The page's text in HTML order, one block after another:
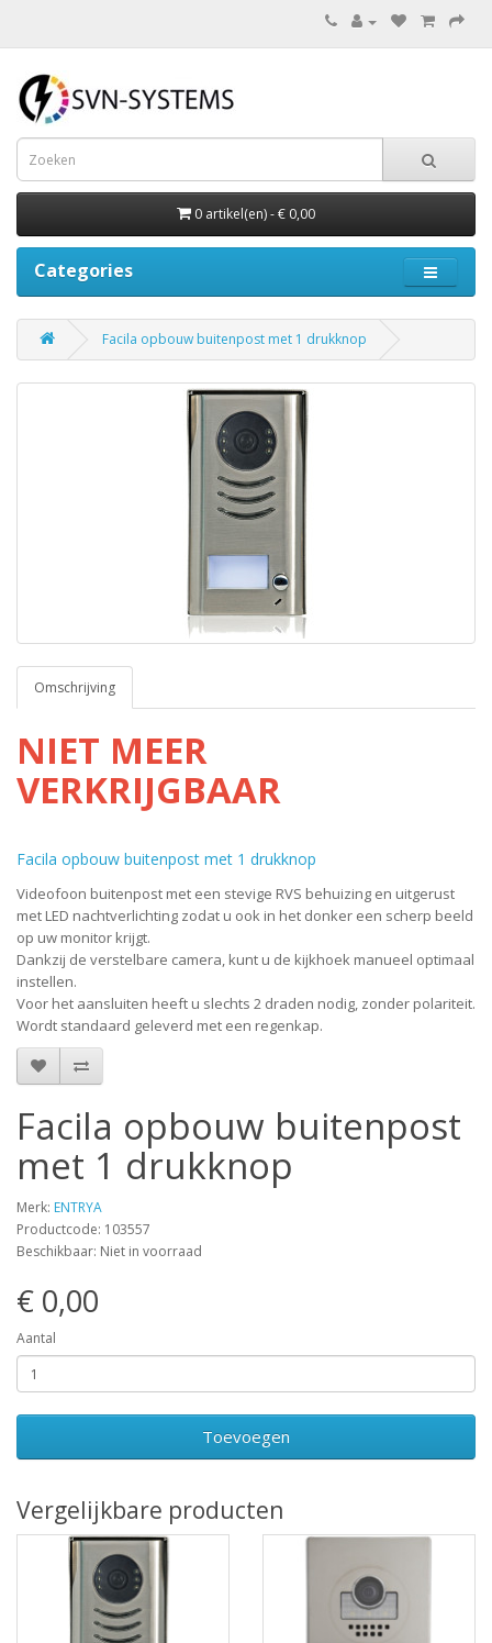
0 artikel(en) - € 0,00
Categories
Facila opbouw buitenpost met 1 drukknop
Omschrijving
NIET MEER
VERKRIJGBAAR
Facila opbouw buitenpost met 1 drukknop
Videofoon buitenpost met een stevige RVS behuizing en uitgerust
met LED nachtverlichting zodat u ook in het donker een scherp beeld
op uw monitor krijgt.
Dankzij de verstelbare camera, kunt u de kijkhoek manueel optimaal
instellen.
Voor het aansluiten heeft u slechts 2 draden nodig, zonder polariteit.
Wordt standaard geleverd met een regenkap.
Facila opbouw buitenpost
met 1 drukknop
Merk: ENTRYA
Productcode: 103557
Beschikbaar: Niet in voorraad
€ 0,00
Aantal
Toevoegen
Vergelijkbare producten